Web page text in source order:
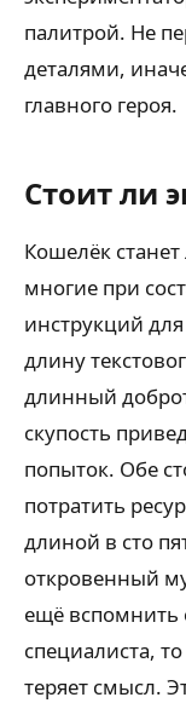
палитрой. Не
деталями,
главного героя.
Стоит ли
Кошелёк
многие при
инструкций
длину
длинный
скупость
попыток. Обе
потратить
длиной в сто
откровенный
ещё вспомнить
специалиста,
теряет смысл.